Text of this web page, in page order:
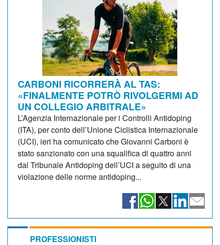
CARBONI RICORRERÀ AL TAS:
«FINALMENTE POTRÒ RIVOLGERMI AD
UN COLLEGIO ARBITRALE»
L’Agenzia Internazionale per i Controlli Antidoping
(ITA), per conto dell’Unione Ciclistica Internazionale
(UCI), ieri ha comunicato che Giovanni Carboni è
stato sanzionato con una squalifica di quattro anni
dal Tribunale Antidoping dell’UCI a seguito di una
violazione delle norme antidoping...
PROFESSIONISTI